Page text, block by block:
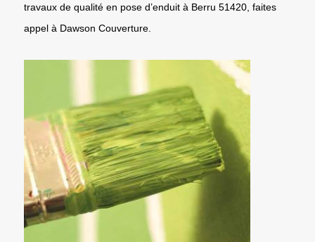
travaux de qualité en pose d’enduit à Berru 51420, faites
appel à Dawson Couverture.